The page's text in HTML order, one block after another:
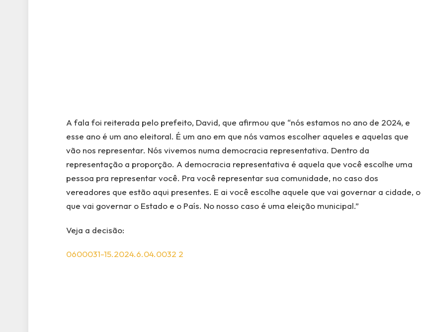
A fala foi reiterada pelo prefeito, David, que afirmou que “nós estamos no ano de 2024, e
esse ano é um ano eleitoral. É um ano em que nós vamos escolher aqueles e aquelas que
vão nos representar. Nós vivemos numa democracia representativa. Dentro da
representação a proporção. A democracia representativa é aquela que você escolhe uma
pessoa pra representar você. Pra você representar sua comunidade, no caso dos
vereadores que estão aqui presentes. E ai você escolhe aquele que vai governar a cidade, o
que vai governar o Estado e o País. No nosso caso é uma eleição municipal.”
Veja a decisão:
0600031-15.2024.6.04.0032 2